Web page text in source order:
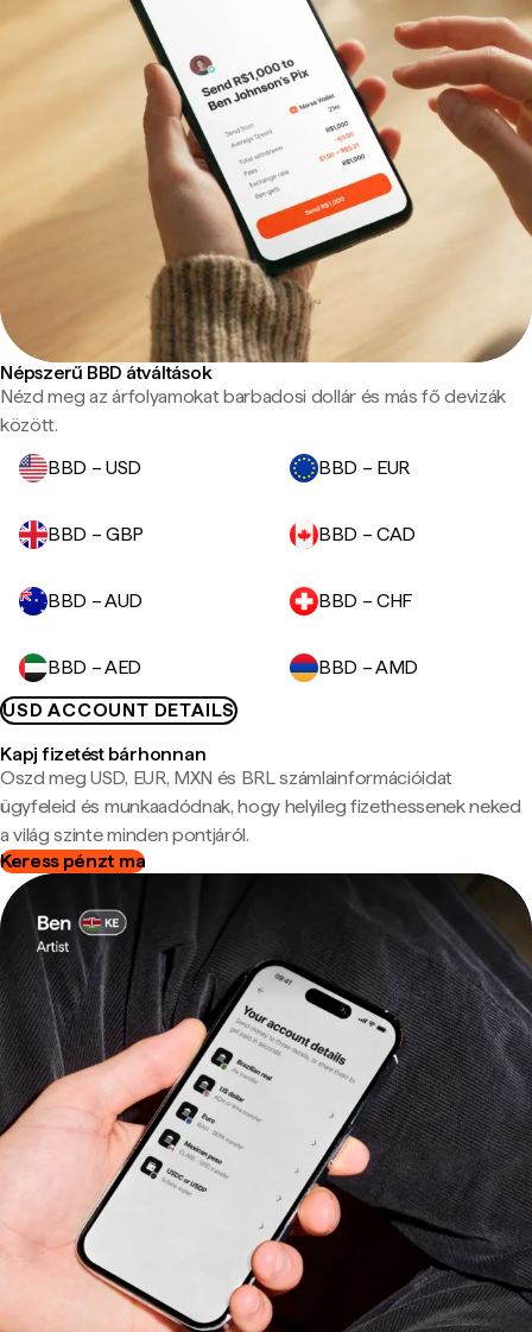
Népszerű BBD átváltások
Nézd meg az árfolyamokat barbadosi dollár és más fő devizák
között.
BBD – USD
BBD – EUR
BBD – GBP BBD – CAD
BBD – AUD BBD – CHF
BBD – AED
BBD – AMD
USD ACCOUNT DETAILS
Kapj fizetést bárhonnan
Oszd meg USD, EUR, MXN és BRL számlainformációidat
ügyfeleid és munkaadódnak, hogy helyileg fizethessenek neked
a világ szinte minden pontjáról.
Keress pénzt ma